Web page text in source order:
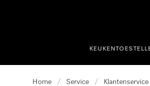
Home / Service / Klantenservice